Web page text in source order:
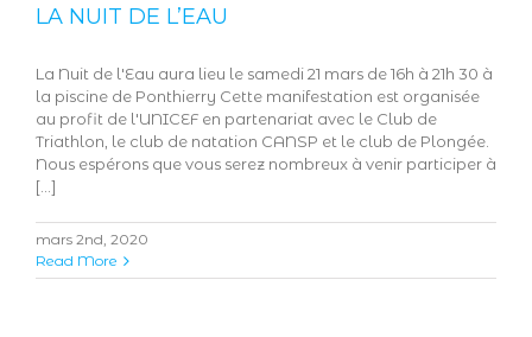
LA NUIT DE L’EAU
La Nuit de l'Eau aura lieu le samedi 21 mars de 16h à 21h 30 à
la piscine de Ponthierry Cette manifestation est organisée
au profit de l'UNICEF en partenariat avec le Club de
Triathlon, le club de natation CANSP et le club de Plongée.
Nous espérons que vous serez nombreux à venir participer à
[...]
mars 2nd, 2020
Read More